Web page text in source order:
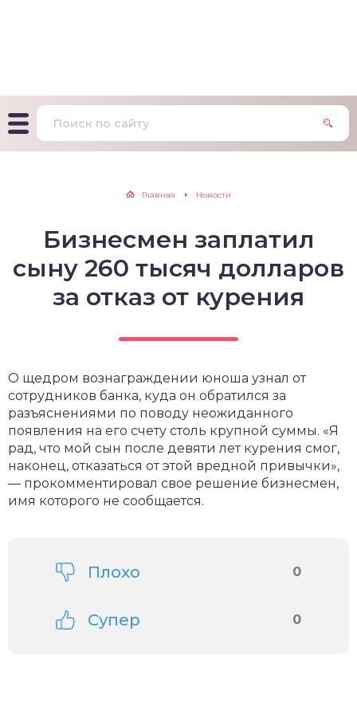
Главная Новости
Бизнесмен заплатил
сыну 260 тысяч долларов
за отказ от курения
О щедром вознаграждении юноша узнал от
сотрудников банка, куда он обратился за
разъяснениями по поводу неожиданного
появления на его счету столь крупной суммы. «Я
рад, что мой сын после девяти лет курения смог,
наконец, отказаться от этой вредной привычки»,
— прокомментировал свое решение бизнесмен,
имя которого не сообщается.
Плохо 0
Супер 0
на определение типа
поведения
зависимости
курильщика –